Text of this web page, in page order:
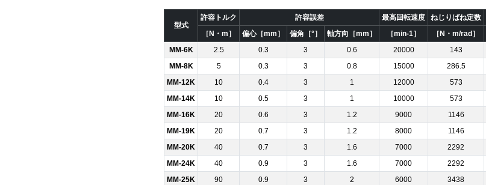
型式
許容トルク 許容誤差 最高回転速度 ねじりばね定数
［N・m］
偏心［mm］ 偏角［°］ 軸方向［mm］ ［min-1］ ［N・m/rad］
MM-6K
2.5 0.3 3 0.6 20000 143
MM-8K
5 0.3 3 0.8 15000 286.5
MM-12K
10 0.4 3 1 12000 573
MM-14K
10 0.5 3 1 10000 573
MM-16K
20 0.6 3 1.2 9000 1146
MM-19K
20 0.7 3 1.2 8000 1146
MM-20K
40 0.7 3 1.6 7000 2292
MM-24K
40 0.9 3 1.6 7000 2292
MM-25K
90 0.9 3 2 6000 3438